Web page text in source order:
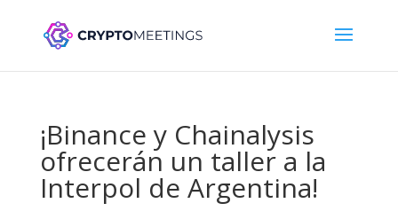
¡Binance y Chainalysis
ofrecerán un taller a la
Interpol de Argentina!